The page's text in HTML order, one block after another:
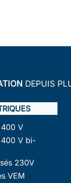
DEPUIS
V
400 V bi-
230V
VEM